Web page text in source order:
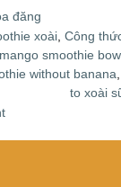
e
st
đăng
xoài Công
mango smoothie
without banana
to xoài